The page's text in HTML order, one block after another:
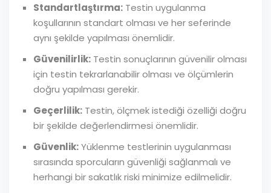
Standartlaştırma: Testin uygulanma
koşullarının standart olması ve her seferinde
aynı şekilde yapılması önemlidir.
Güvenilirlik: Testin sonuçlarının güvenilir olması
için testin tekrarlanabilir olması ve ölçümlerin
doğru yapılması gerekir.
Geçerlilik: Testin, ölçmek istediği özelliği doğru
bir şekilde değerlendirmesi önemlidir.
Güvenlik:Yüklenme testlerinin uygulanması
sırasında sporcuların güvenliği sağlanmalı ve
herhangi bir sakatlık riski minimize edilmelidir.